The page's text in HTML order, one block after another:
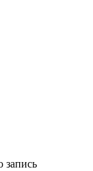
запись